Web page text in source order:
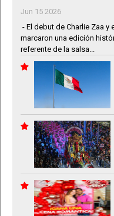
Jun 15 2026
- El debut de Charlie Zaa y
marcaron una edición
referente de la salsa...